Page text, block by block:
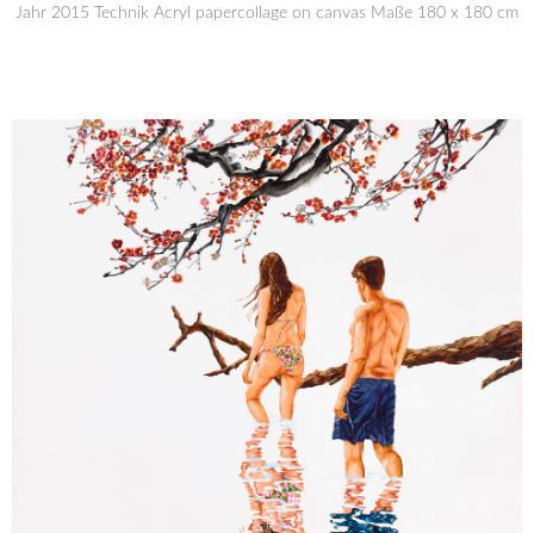
Jahr 2015 Technik Acryl papercollage on canvas Maße 180 x 180 cm